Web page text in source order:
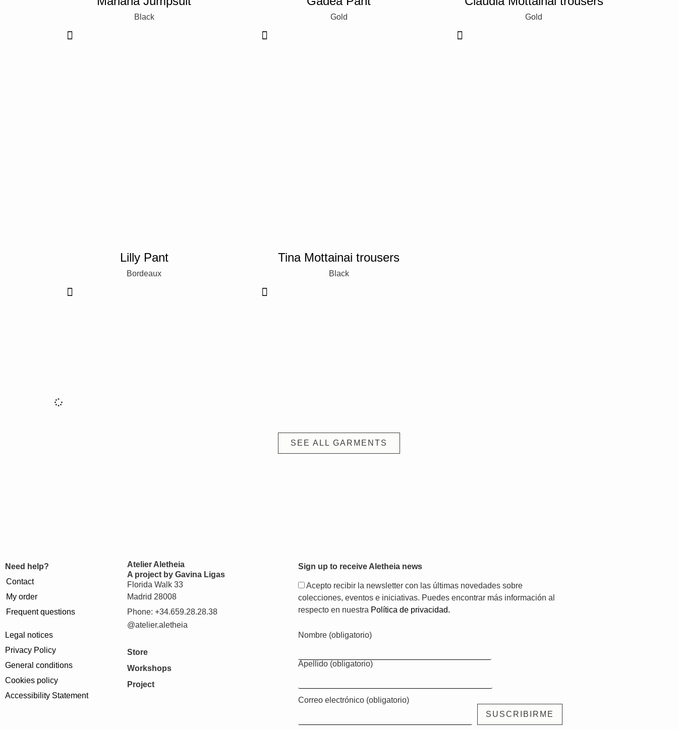
Black Gold Gold
Lilly Pant
Bordeaux
Tina Mottainai trousers
Black
SEE ALL GARMENTS
Need help?
Contact
My order
Frequent questions
Legal notices
Privacy Policy
General conditions
Cookies policy
Accessibility Statement
Atelier Aletheia
A project by Gavina Ligas
Florida Walk 33
Madrid 28008
Phone: +34.659.28.28.38
@atelier.aletheia
Store
Workshops
Project
Sign up to receive Aletheia news
Acepto recibir la newsletter con las últimas novedades sobre
colecciones, eventos e iniciativas. Puedes encontrar más información al
respecto en nuestra Política de privacidad.
Nombre (obligatorio)
Apellido (obligatorio)
Correo electrónico (obligatorio)